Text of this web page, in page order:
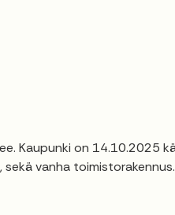
Kaupunki on 14.10.2025
vanha